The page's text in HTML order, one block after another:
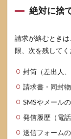
9.3
ンク
を押
しま
いま
し
どう
ば
9.4
絶対に捨
請求が絡むとき
限、次を残してく
封筒（差出人
請求書・同封
SMSやメール
発信履歴（電
送信フォーム